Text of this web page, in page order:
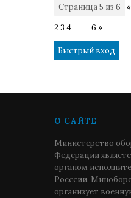
Страница5 из 6 «
2 3 4 6 »
О САЙТЕ
Министерство
Федерации
органом
Росссии.
организует